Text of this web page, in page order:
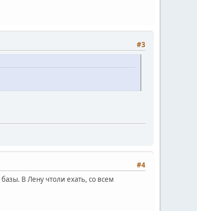
#3
#4
В Лену чтоли ехать, со всем